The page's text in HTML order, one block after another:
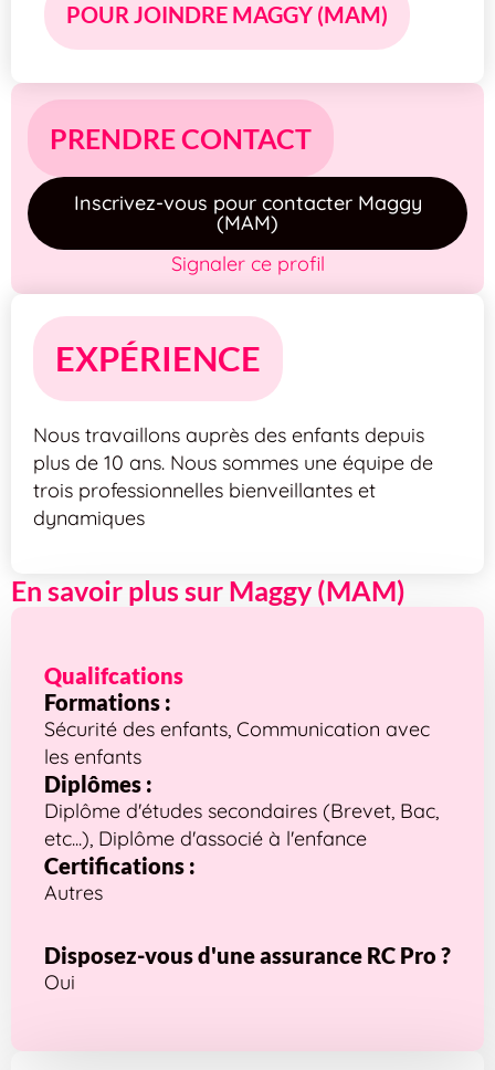
POUR JOINDRE MAGGY (MAM)
PRENDRE CONTACT
Inscrivez-vous pour contacter Maggy
(MAM)
Signaler ce profil
EXPÉRIENCE
Nous travaillons auprès des enfants depuis
plus de 10 ans. Nous sommes une équipe de
trois professionnelles bienveillantes et
dynamiques
En savoir plus sur Maggy (MAM)
Qualifcations
Formations :
Sécurité des enfants, Communication avec
les enfants
Diplômes :
Diplôme d'études secondaires (Brevet, Bac,
etc...), Diplôme d'associé à l'enfance
Certifications :
Autres
Disposez-vous d'une assurance RC Pro ?
Oui